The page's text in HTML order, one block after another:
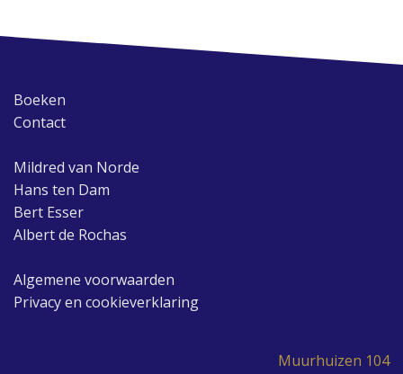
Boeken
Contact
Mildred van Norde
Hans ten Dam
Bert Esser
Albert de Rochas
Algemene voorwaarden
Privacy en cookieverklaring
Muurhuizen 104